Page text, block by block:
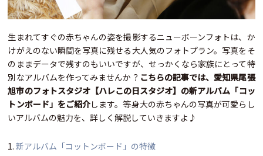
生まれてすぐの赤ちゃんの姿を撮影するニューボーンフォトは、か
けがえのない瞬間を写真に残せる大人気のフォトプラン。写真をそ
のままデータで残すのもいいですが、せっかくなら家族にとって特
別なアルバムを作ってみませんか？ こちらの記事では、愛知県尾張
旭市のフォトスタジオ【ハレこの日スタジオ】の新アルバム「コッ
トンボード」をご紹介します。等身大の赤ちゃんの写真が可愛らし
いアルバムの魅力を、詳しく解説していきますよ♪
新アルバム「コットンボード」の特徴